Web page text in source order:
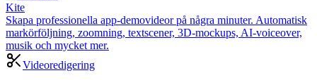
Kite
Skapa professionella app-demovideor på några minuter. Automatisk
markörföljning, zoomning, textscener, 3D-mockups, AI-voiceover,
musik och mycket mer.
Videoredigering